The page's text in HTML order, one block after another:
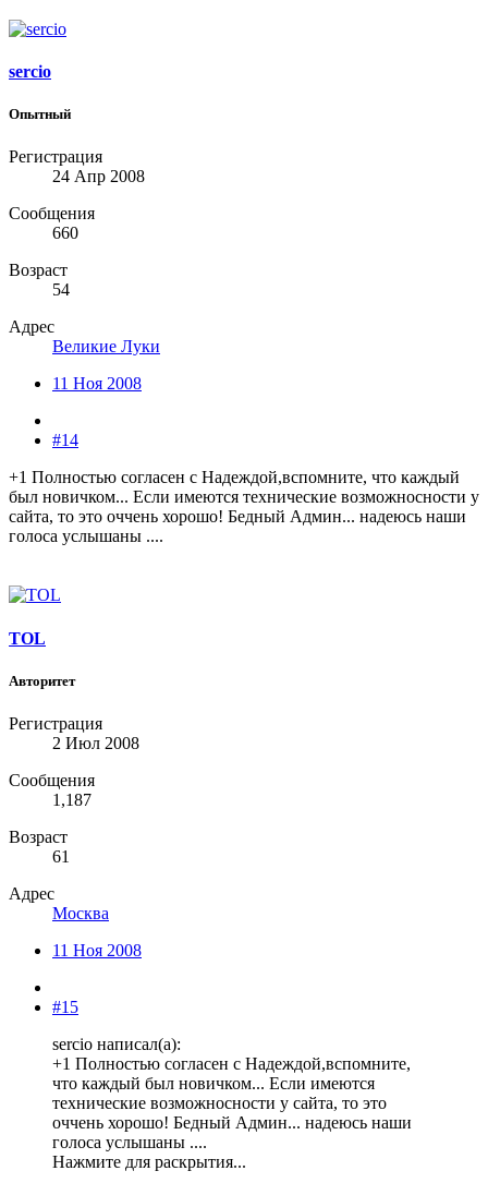
sercio
Опытный
Регистрация
24 Апр 2008
Сообщения
660
Возраст
54
Адрес
Великие Луки
11 Ноя 2008
#14
+1 Полностью согласен с Надеждой,вспомните, что каждый
был новичком... Если имеются технические возможносности у
сайта, то это оччень хорошо! Бедный Админ... надеюсь наши
голоса услышаны ....
TOL
Авторитет
Регистрация
2 Июл 2008
Сообщения
1,187
Возраст
61
Адрес
Москва
11 Ноя 2008
#15
sercio написал(а):
+1 Полностью согласен с Надеждой,вспомните,
что каждый был новичком... Если имеются
технические возможносности у сайта, то это
оччень хорошо! Бедный Админ... надеюсь наши
голоса услышаны ....
Нажмите для раскрытия...